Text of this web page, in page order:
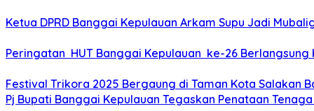
Ketua DPRD Banggai Kepulauan Arkam Supu Jadi
Peringatan HUT Banggai Kepulauan ke-26
Festival Trikora 2025 Bergaung di Taman Kota Salakan
Pj Bupati Banggai Kepulauan Tegaskan Penataan